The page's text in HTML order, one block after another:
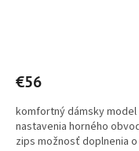
€56
komfortný dámsky
nastavenia horného
zips možnosť doplnenia